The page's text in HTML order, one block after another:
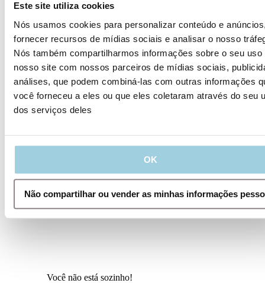
Este site utiliza cookies
Nós usamos cookies para personalizar conteúdo e
fornecer recursos de mídias sociais e analisar o nosso
Nós também compartilharmos informações sobre o seu uso
nosso site com nossos parceiros de mídias sociais,
análises, que podem combiná-las com outras informações
você forneceu a eles ou que eles coletaram através do seu
dos serviços deles
OK
Não compartilhar ou vender as minhas informações
Você não está sozinho!